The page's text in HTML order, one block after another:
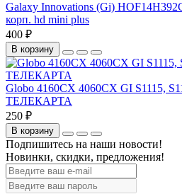
Galaxy Innovations (Gi)
корп. hd mini plus
400 ₽
В корзину
Globo 4160CX 4060CX GI S1115,
ТЕЛЕКАРТА
250 ₽
В корзину
Подпишитесь на наши новости!
Новинки, скидки, предложения!